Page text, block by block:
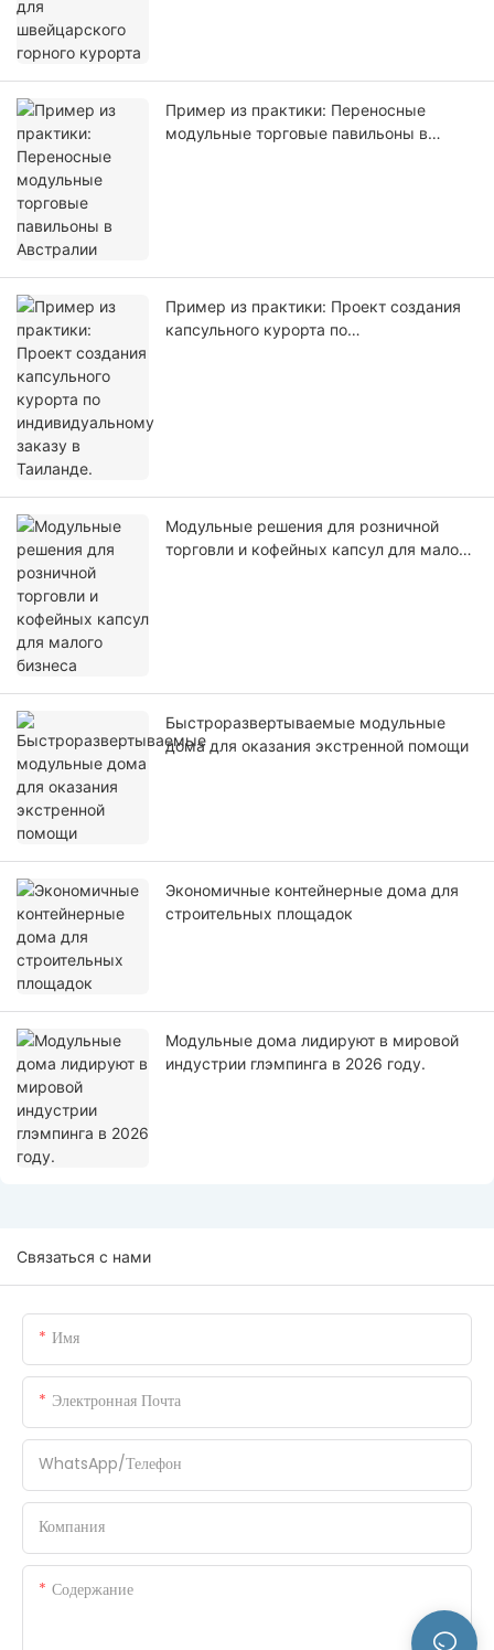
Пример из практики: Переносные
модульные торговые павильоны в
Пример из практики: Проект создания
капсульного курорта по
Модульные решения для розничной
торговли и кофейных капсул для малого
Быстроразвертываемые модульные
дома для оказания экстренной помощи
Экономичные контейнерные дома для
строительных площадок
Модульные дома лидируют в мировой
индустрии глэмпинга в 2026 году.
Связаться с нами
Имя
Электронная Почта
WhatsApp/Телефон
Компания
Содержание